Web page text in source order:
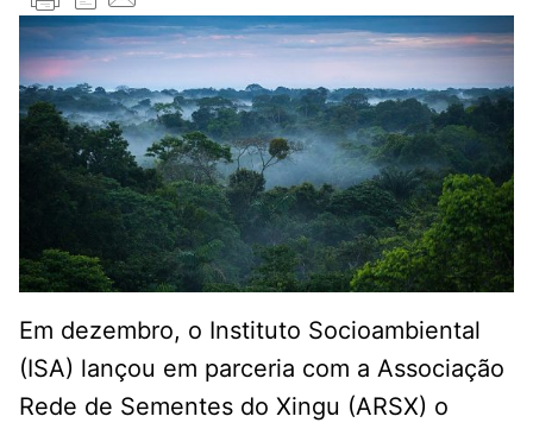
Em dezembro, o Instituto Socioambiental
(ISA) lançou em parceria com a Associação
Rede de Sementes do Xingu (ARSX) o